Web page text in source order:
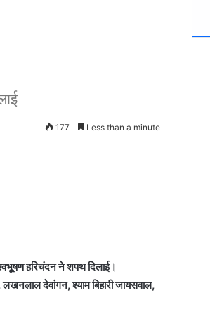
177 Less than a minute
हरिचंदन ने शपथ दिलाई।
देवांगन, श्याम बिहारी जायसवाल,